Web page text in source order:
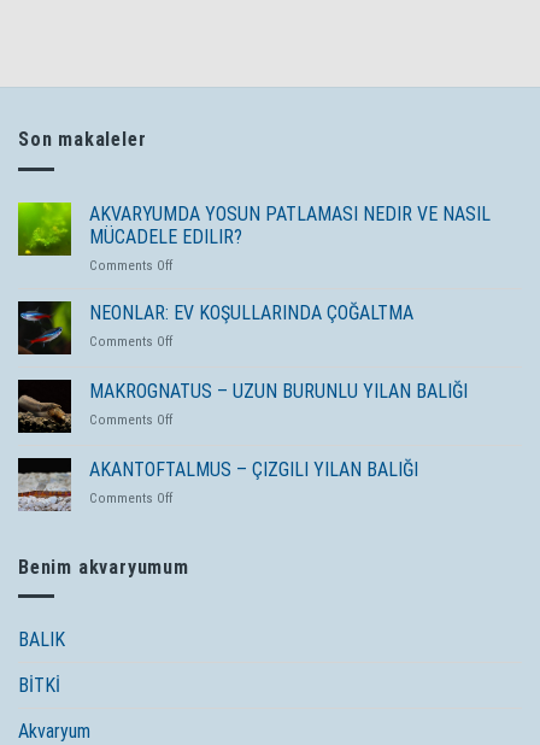
Son makaleler
AKVARYUMDA YOSUN PATLAMASI NEDIR VE NASIL
MÜCADELE EDILIR?
Comments Offon
YOSUN
PATLAMASI
NASIL
NEONLAR: EV KOŞULLARINDA ÇOĞALTMA
Comments Offon
EV
KOŞULLARINDA
ÇOĞALTMA
MAKROGNATUS – UZUN BURUNLU YILAN BALIĞI
Comments Offon
–
UZUN
BURUNLU
AKANTOFTALMUS – ÇIZGILI YILAN BALIĞI
Comments Offon
YILAN
Benim akvaryumum
BALIK
BİTKİ
Akvaryum